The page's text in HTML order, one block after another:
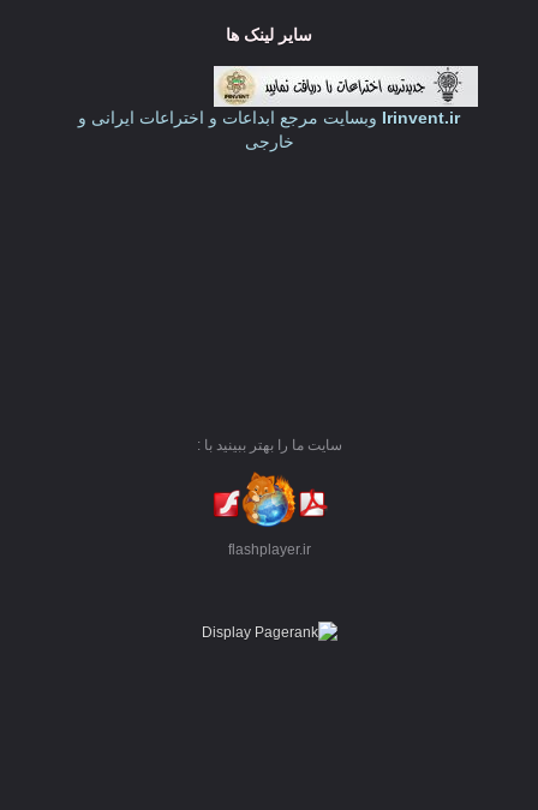
سایر لینک ها
Irinvent.irوبسایت مرجع ابداعات و اختراعات ایرانی و
خارجی
سایت ما را بهتر ببینید با :
flashplayer.ir